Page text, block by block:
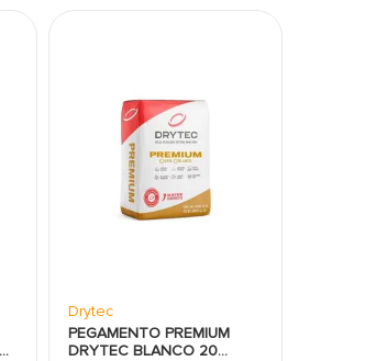
Drytec
PEGAMENTO PREMIUM
DRYTEC BLANCO 20